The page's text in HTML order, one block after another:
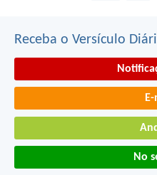
Receba o Versículo
No